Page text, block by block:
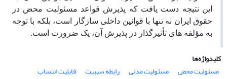
این نتیجه دست یافت که پذیرش قواعد مسئولیت محض در
حقوق ایران نه تنها با قوانین داخلی سازگار است، بلکه با توجه
به مؤلفه های تأثیرگذار در پذیرش آن، یک ضرورت است.
کلیدواژه‌ها
مسئولیت محض
مسئولیت مدنی رابطه سببیت
قابلیت انتساب